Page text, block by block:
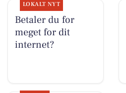
LOKALT NYT
Betaler du for
meget for dit
internet?